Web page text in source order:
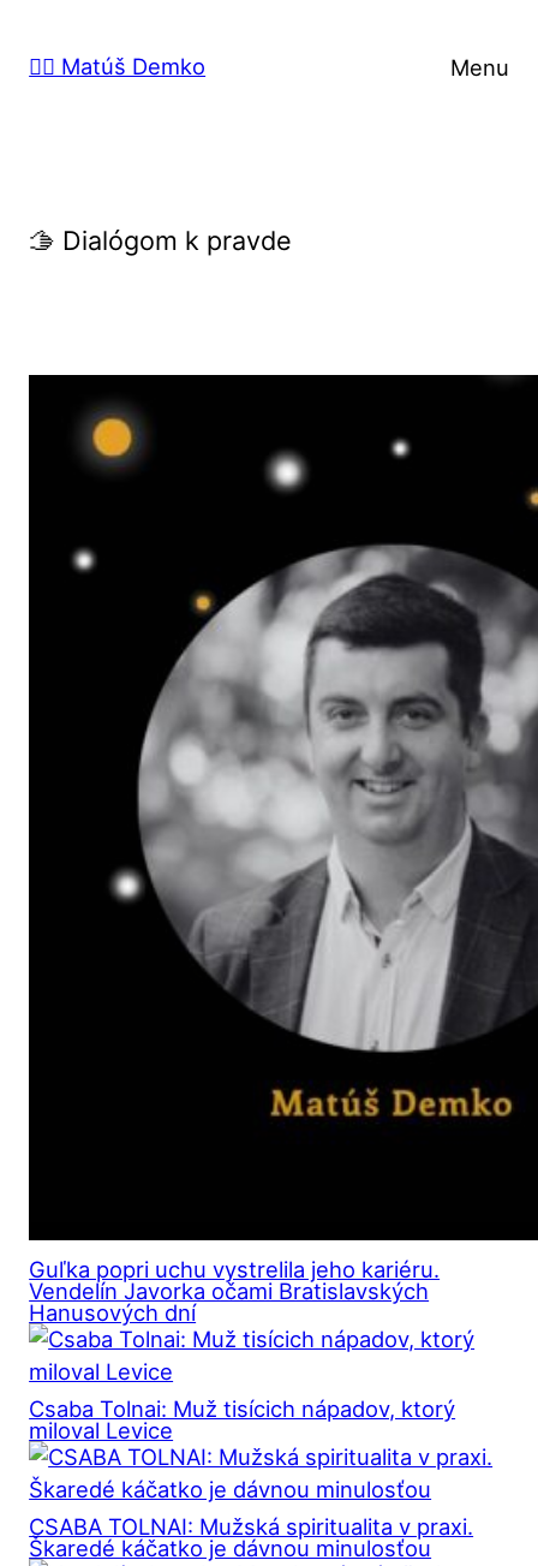
na🙋‍♂️ Matúš Demko Menu
🫱 Dialógom k pravde
Guľka popri uchu vystrelila jeho kariéru.
Vendelín Javorka očami Bratislavských
Hanusových dní
Csaba Tolnai: Muž tisícich nápadov, ktorý
miloval Levice
CSABA TOLNAI: Mužská spiritualita v praxi.
Škaredé káčatko je dávnou minulosťou